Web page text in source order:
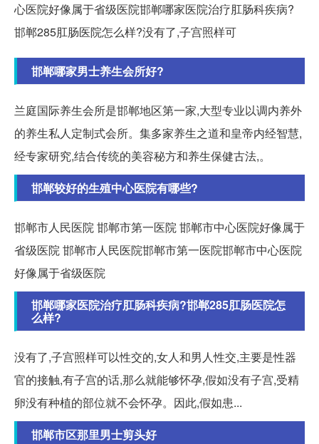
心医院好像属于省级医院邯郸哪家医院治疗肛肠科疾病?
邯郸285肛肠医院怎么样?没有了,子宫照样可
邯郸哪家男士养生会所好?
兰庭国际养生会所是邯郸地区第一家,大型专业以调内养外
的养生私人定制式会所。集多家养生之道和皇帝内经智慧,
经专家研究,结合传统的美容秘方和养生保健古法,。
邯郸较好的生殖中心医院有哪些?
邯郸市人民医院 邯郸市第一医院 邯郸市中心医院好像属于
省级医院 邯郸市人民医院邯郸市第一医院邯郸市中心医院
好像属于省级医院
邯郸哪家医院治疗肛肠科疾病?邯郸285肛肠医院怎
么样?
没有了,子宫照样可以性交的,女人和男人性交,主要是性器
官的接触,有子宫的话,那么就能够怀孕,假如没有子宫,受精
卵没有种植的部位就不会怀孕。因此,假如患...
邯郸市区那里男士剪头好